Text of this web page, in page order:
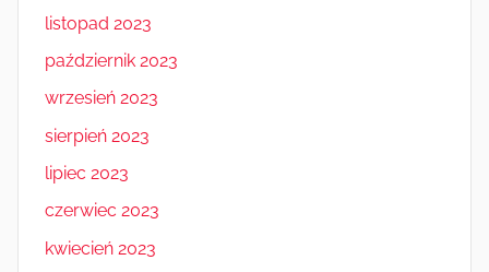
listopad 2023
październik 2023
wrzesień 2023
sierpień 2023
lipiec 2023
czerwiec 2023
kwiecień 2023